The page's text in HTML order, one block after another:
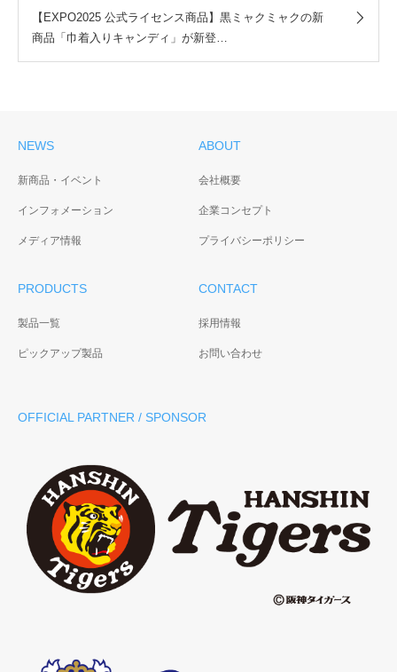
【EXPO2025 公式ライセンス商品】黒ミャクミャクの新
商品「巾着入りキャンディ」が新登…
NEWS
新商品・イベント
インフォメーション
メディア情報
ABOUT
会社概要
企業コンセプト
プライバシーポリシー
PRODUCTS
製品一覧
ピックアップ製品
CONTACT
採用情報
お問い合わせ
OFFICIAL PARTNER / SPONSOR